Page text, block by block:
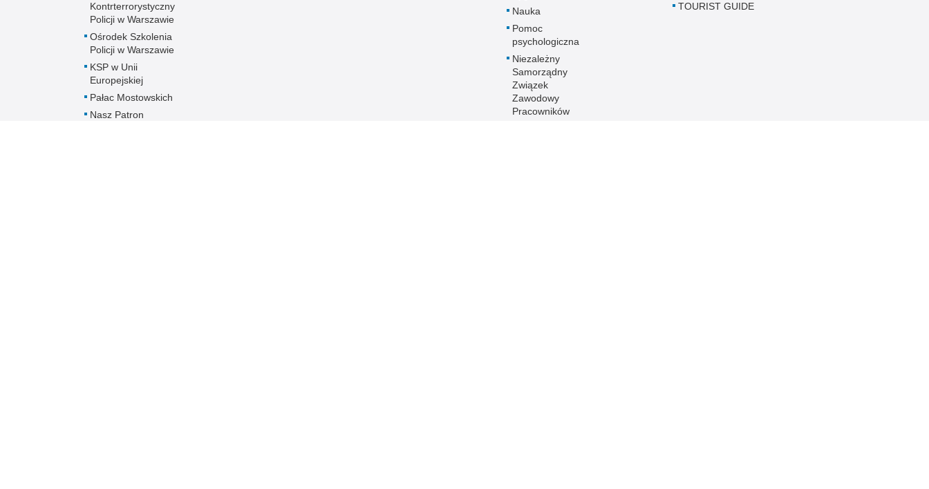
Kontrterrorystyczny
Policji w Warszawie
Ośrodek Szkolenia
Policji w Warszawie
KSP w Unii
Europejskiej
Pałac Mostowskich
Nasz Patron
Nauka
Pomoc
psychologiczna
Niezależny
Samorządny
Związek
Zawodowy
Pracowników
TOURIST GUIDE